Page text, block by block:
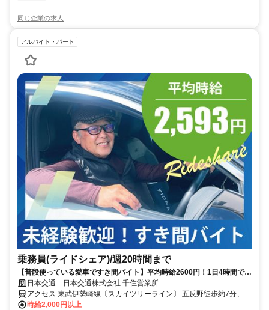
同じ企業の求人
アルバイト・パート
乗務員(ライドシェア)/週20時間まで
【普段使っている愛車ですき間バイト】平均時給2600円！1日4時間で
OK♪キャッシュレス決済のみで簡単
日本交通 日本交通株式会社 千住営業所
アクセス 東武伊勢崎線〔スカイツリーライン〕 五反野徒歩約7分、東
武伊勢崎線〔スカイツリーライン〕 小菅徒歩約9分、東京メトロ千代
時給2,000円以上